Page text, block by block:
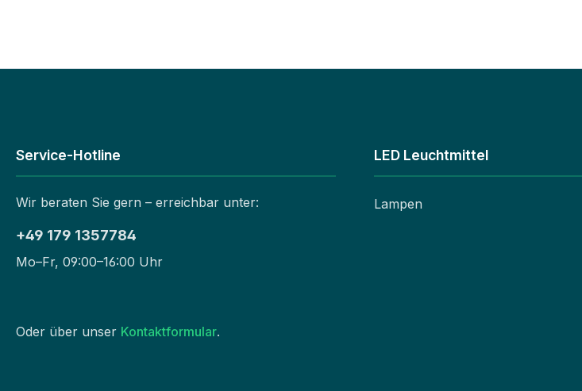
Service-Hotline
Wir beraten Sie gern – erreichbar unter:
+49 179 1357784
Mo–Fr, 09:00–16:00 Uhr
Oder über unser Kontaktformular.
LED Leuchtmittel
Lampen